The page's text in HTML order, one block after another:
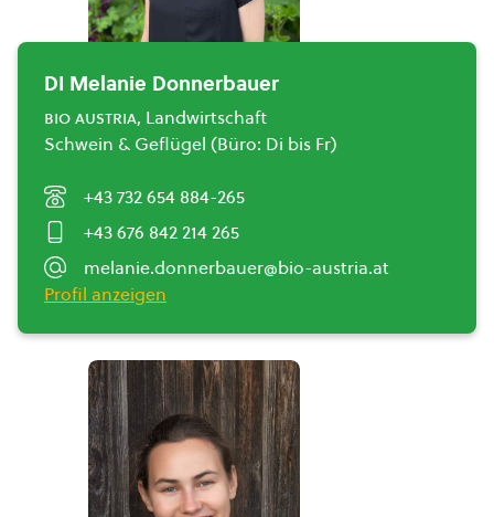
DI Melanie Donnerbauer
bio austria, Landwirtschaft
Schwein & Geflügel (Büro: Di bis Fr)
+43 732 654 884-265
+43 676 842 214 265
melanie.donnerbauer@bio-austria.at
Profil anzeigen